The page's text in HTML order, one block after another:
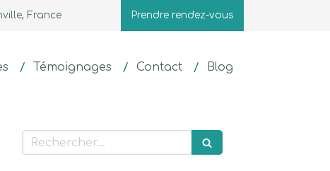
France Prendre rendez-vous
Témoignages Contact Blog
Rechercher